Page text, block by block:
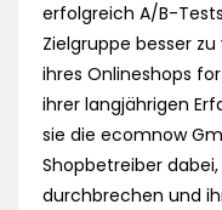
erfolgreich A/B-
Zielgruppe besser
ihres Onlineshops
ihrer langjährigen
sie die ecomnow
Shopbetreiber
durchbrechen und